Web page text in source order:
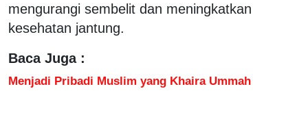
mengurangi sembelit dan meningkatkan
kesehatan jantung.
Baca Juga :
Menjadi Pribadi Muslim yang Khaira Ummah